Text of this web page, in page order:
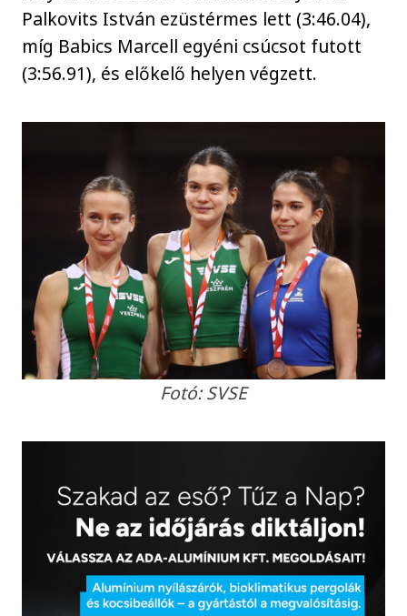
Palkovits István ezüstérmes lett (3:46.04),
míg Babics Marcell egyéni csúcsot futott
(3:56.91), és előkelő helyen végzett.
Fotó: SVSE